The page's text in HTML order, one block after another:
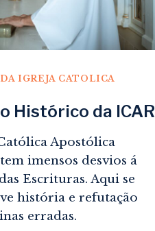
IGREJA CATOLICA
Histórico da ICAR
Apostólica
imensos desvios á
Escrituras. Aqui se
história e refutação
erradas.